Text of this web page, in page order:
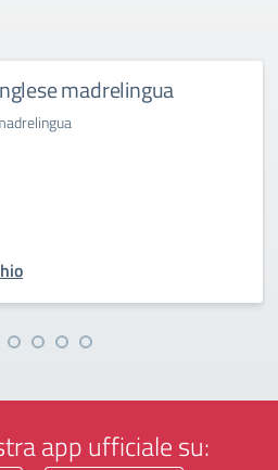
madrelingua
app ufficiale su: